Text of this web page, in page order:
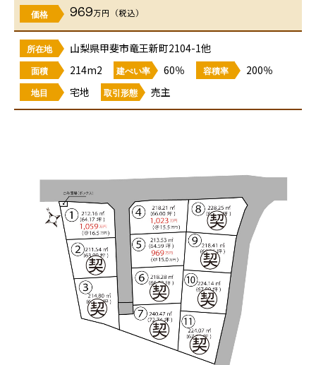
取引形態/販売形態：売主/土地売買契約
学校：竜王北小学校948ｍ・竜王北中学校994ｍ
交通：（市民バス）ｸﾘｰﾝｴﾈﾙｷﾞｰｾﾝﾀｰバス停430ｍ（中央
線）竜王駅1951ｍ
備考：確定測量後実測清算あり
価格 969万円（税込）
所在地 山梨県甲斐市竜王新町2104-1他
面積 214m2 建ぺい率 60％ 容積率 200％
地目 宅地 取引形態 売主